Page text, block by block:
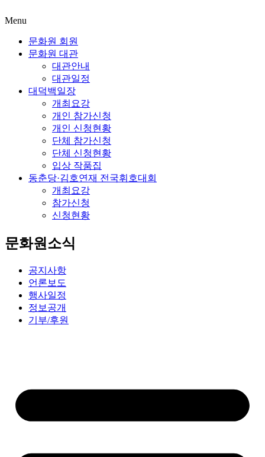
Menu
문화원 회원
문화원 대관
대관안내
대관일정
대덕백일장
개최요강
개인 참가신청
개인 신청현황
단체 참가신청
단체 신청현황
입상 작품집
동춘당·김호연재 전국휘호대회
개최요강
참가신청
신청현황
문화원소식
공지사항
언론보도
행사일정
정보공개
기부/후원